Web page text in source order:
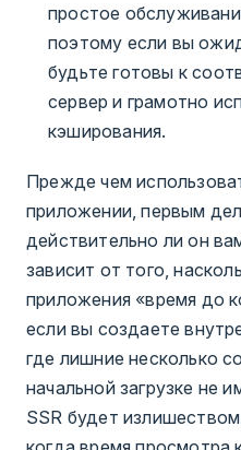
простое
поэтому если вы
будьте готовы к
сервер и грамотно
кэширования.
Прежде чем
приложении, первым
действительно ли он
зависит от того,
приложения «время до
если вы создаете
где лишние несколько
начальной загрузке не
SSR будет